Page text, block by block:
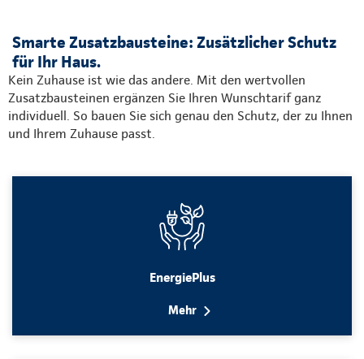
Smarte Zusatzbausteine: Zusätzlicher Schutz
für Ihr Haus.
Kein Zuhause ist wie das andere. Mit den wertvollen
Zusatzbausteinen ergänzen Sie Ihren Wunschtarif ganz
individuell. So bauen Sie sich genau den Schutz, der zu Ihnen
und Ihrem Zuhause passt.
EnergiePlus
Mehr